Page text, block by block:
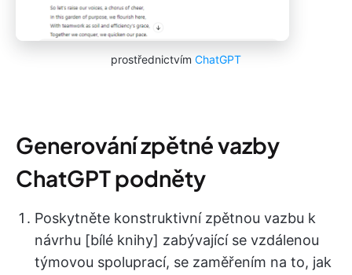
prostřednictvím ChatGPT
Generování zpětné vazby
ChatGPT podněty
Poskytněte konstruktivní zpětnou vazbu k
návrhu [bílé knihy] zabývající se vzdálenou
týmovou spoluprací, se zaměřením na to, jak